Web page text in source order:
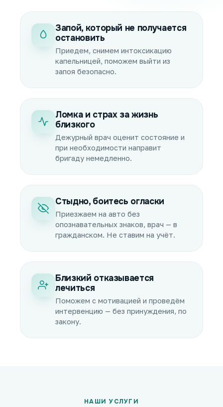
Запой, который не получается
остановить
Приедем, снимем интоксикацию
капельницей, поможем выйти из
запоя безопасно.
Ломка и страх за жизнь
близкого
Дежурный врач оценит состояние и
при необходимости направит
бригаду немедленно.
Стыдно, боитесь огласки
Приезжаем на авто без
опознавательных знаков, врач — в
гражданском. Не ставим на учёт.
Близкий отказывается
лечиться
Поможем с мотивацией и проведём
интервенцию — без принуждения, по
закону.
НАШИ УСЛУГИ